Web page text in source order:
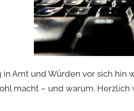
Amt und Würden vor sich hin
macht – und warum.